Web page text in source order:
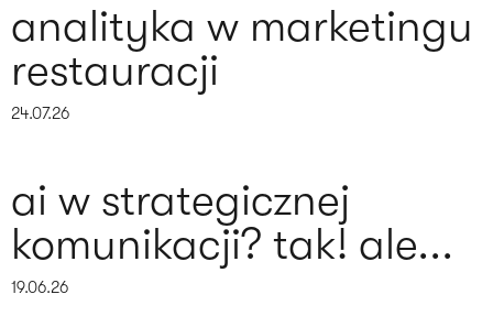
analityka w marketingu
restauracji
24.07.26
ai w strategicznej
komunikacji? tak! ale...
19.06.26